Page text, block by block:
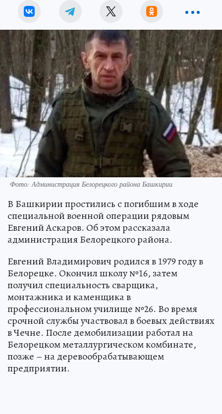
Фото: Администрация Белорецкого района Башкирии
В Башкирии простились с погибшим в ходе
специальной военной операции рядовым
Евгений Аскаров. Об этом рассказала
администрация Белорецкого района.
Евгений Владимирович родился в 1979 году в
Белорецке. Окончил школу №16, затем
получил специальность сварщика,
монтажника и каменщика в
профессиональном училище №26. Во время
срочной службы участвовал в боевых действиях
в Чечне. После демобилизации работал на
Белорецком металлургическом комбинате,
позже – на деревообрабатывающем
предприятии.